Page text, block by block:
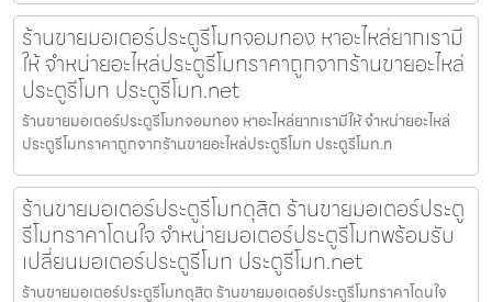
ร้านขายมอเตอร์ประตูรีโมทจอมทอง หาอะไหล่ยากเรามี
ให้ จำหน่ายอะไหล่ประตูรีโมทราคาถูกจากร้านขายอะไหล่
ประตูรีโมท ประตูรีโมท.net
ร้านขายมอเตอร์ประตูรีโมทจอมทอง หาอะไหล่ยากเรามีให้ จำหน่ายอะไหล่
ประตูรีโมทราคาถูกจากร้านขายอะไหล่ประตูรีโมท ประตูรีโมท.n
ร้านขายมอเตอร์ประตูรีโมทดุสิต ร้านขายมอเตอร์ประตู
รีโมทราคาโดนใจ จำหน่ายมอเตอร์ประตูรีโมทพร้อมรับ
เปลี่ยนมอเตอร์ประตูรีโมท ประตูรีโมท.net
ร้านขายมอเตอร์ประตูรีโมทดุสิต ร้านขายมอเตอร์ประตูรีโมทราคาโดนใจ